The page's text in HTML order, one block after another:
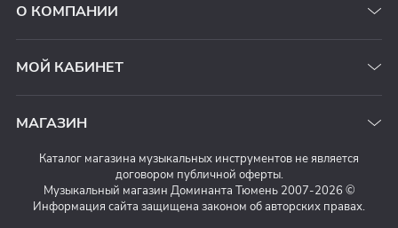
О КОМПАНИИ
МОЙ КАБИНЕТ
МАГАЗИН
Каталог магазина музыкальных инструментов не является
договором публичной оферты.
Музыкальный магазин Доминанта Тюмень 2007-2026 ©
Информация сайта защищена законом об авторских правах.